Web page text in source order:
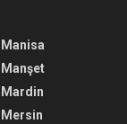
Manisa
Manşet
Mardin
Mersin